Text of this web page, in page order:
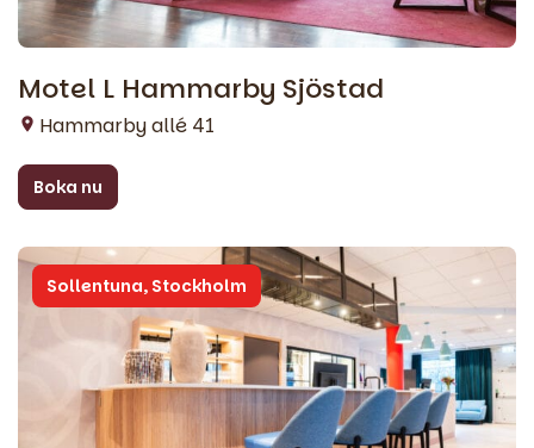
Motel L Hammarby Sjöstad
Hammarby allé 41
Boka nu
Sollentuna, Stockholm